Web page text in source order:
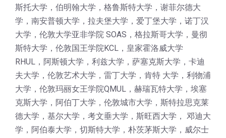
斯托大学，伯明翰大学，格鲁斯特大学，谢菲尔德大
学，南安普顿大学，拉夫堡大学，爱丁堡大学，诺丁汉
大学，伦敦大学亚非学院 SOAS，格拉斯哥大学，曼彻
斯特大学，伦敦国王学院KCL，皇家霍洛威大学
RHUL，阿斯顿大学，利兹大学，萨塞克斯大学，卡迪
夫大学，伦敦艺术大学，雷丁大学，肯特 大学，利物浦
大学，伦敦玛丽女王学院QMUL，赫瑞瓦特大学，埃塞
克斯大学，阿伯丁大学，伦敦城市大学，斯特拉思克莱
德大学，基尔大学，考文垂大学，斯旺西大学， 邓迪大
学，阿伯泰大学，切斯特大学，朴茨茅斯大学，威尔士